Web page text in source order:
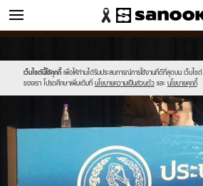
ข่าว
เว็บไซต์นี้ใช้คุกกี้ เพื่อให้ท่านได้รับประสบการณ์การใช้งานที่ดีที่สุดบน เว็บไซต์
ของเรา โปรดศึกษาเพิ่มเติมที่ นโยบายความเป็นส่วนตัว และ นโยบายคุกกี้
new-
sanook.png
02.jpg